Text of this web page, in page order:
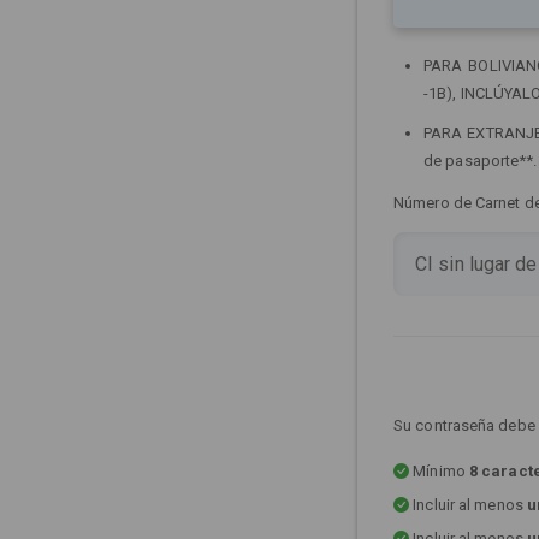
PARA
-1B),
PARA
de pasaporte**.
Número de Carnet
Su contraseña
Mínimo 8
Incluir al menos